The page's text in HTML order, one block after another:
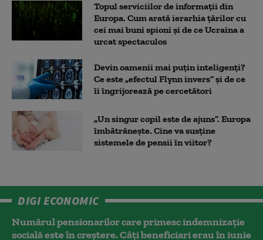
Topul serviciilor de informații din
Europa. Cum arată ierarhia țărilor cu
cei mai buni spioni și de ce Ucraina a
urcat spectaculos
Devin oamenii mai puțin inteligenți?
Ce este „efectul Flynn invers” și de ce
îi îngrijorează pe cercetători
„Un singur copil este de ajuns”. Europa
îmbătrânește. Cine va susține
sistemele de pensii în viitor?
DIGI ECONOMIC
Numărul pensionarilor care primesc indemnizaţie
socială este în creștere. Câți beneficiari erau în iunie